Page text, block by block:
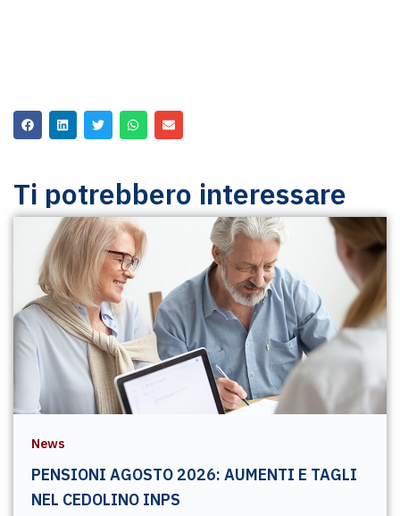
Ti potrebbero interessare
News
PENSIONI AGOSTO 2026: AUMENTI E TAGLI
NEL CEDOLINO INPS